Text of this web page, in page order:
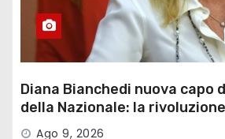
Diana Bianchedi nuova capo
della Nazionale: la
Ago 9, 2026